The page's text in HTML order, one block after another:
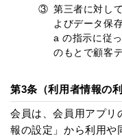
③ 第三者に対し
よびデータ保
a の指示に従
のもとで顧客
第3条（利用者情報の
会員は、会員用アプリ
報の設定」から利用や